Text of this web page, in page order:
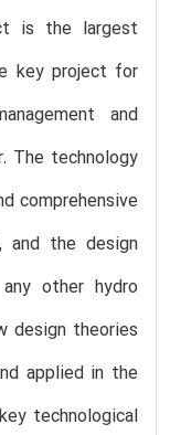
is the largest
key project for
and
The technology
comprehensive
and the design
other hydro
design theories
applied in the
technological